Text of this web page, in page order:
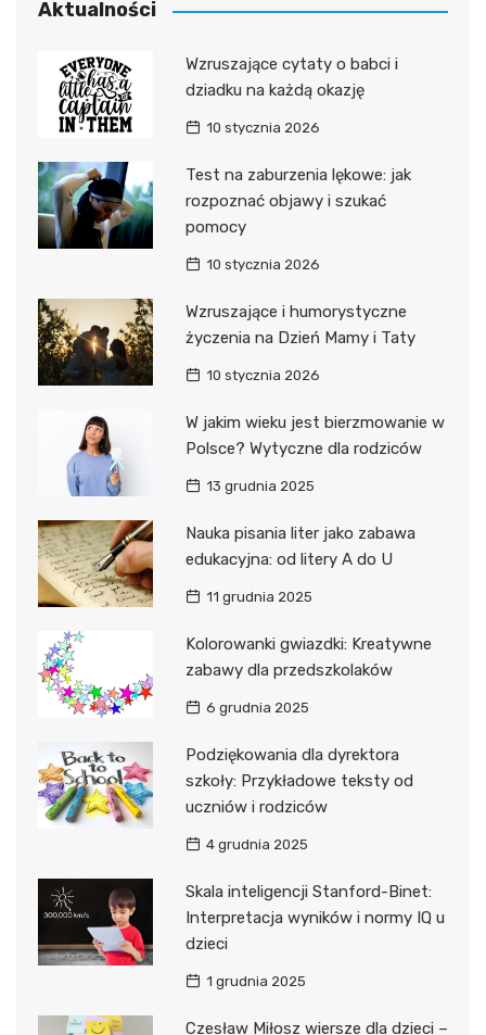
Aktualności
Wzruszające cytaty o babci i
dziadku na każdą okazję
10 stycznia 2026
Test na zaburzenia lękowe: jak
rozpoznać objawy i szukać
pomocy
10 stycznia 2026
Wzruszające i humorystyczne
życzenia na Dzień Mamy i Taty
10 stycznia 2026
W jakim wieku jest bierzmowanie w
Polsce? Wytyczne dla rodziców
13 grudnia 2025
Nauka pisania liter jako zabawa
edukacyjna: od litery A do U
11 grudnia 2025
Kolorowanki gwiazdki: Kreatywne
zabawy dla przedszkolaków
6 grudnia 2025
Podziękowania dla dyrektora
szkoły: Przykładowe teksty od
uczniów i rodziców
4 grudnia 2025
Skala inteligencji Stanford-Binet:
Interpretacja wyników i normy IQ u
dzieci
1 grudnia 2025
Czesław Miłosz wiersze dla dzieci –